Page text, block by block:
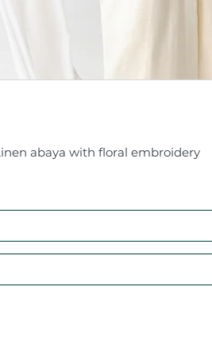
Linen abaya with floral embroidery